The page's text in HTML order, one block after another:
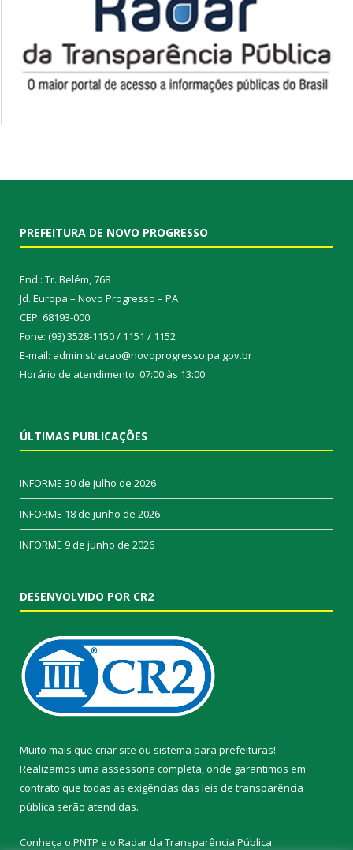
PREFEITURA DE NOVO PROGRESSO
End.: Tr. Belém, 768
Jd. Europa – Novo Progresso – PA
CEP: 68193-000
Fone: (93) 3528-1150 / 1151 / 1152
E-mail: administracao@novoprogresso.pa.gov.br
Horário de atendimento: 07:00 às 13:00
ÚLTIMAS PUBLICAÇÕES
INFORME 30 de julho de 2026
INFORME 18 de junho de 2026
INFORME 9 de junho de 2026
DESENVOLVIDO POR CR2
Muito mais que criar site ou sistema para prefeituras!
Realizamos uma assessoria completa, onde garantimos em
contrato que todas as exigências das leis de transparência
pública serão atendidas.
Conheça o PNTP e o Radar da Transparência Pública